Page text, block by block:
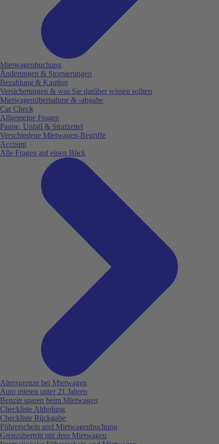
Mietwagenbuchung
Änderungen & Stornierungen
Bezahlung & Kaution
Versicherungen & was Sie darüber wissen sollten
Mietwagenübernahme & -abgabe
Car Check
Allgemeine Fragen
Panne, Unfall & Strafzettel
Verschiedene Mietwagen-Begriffe
Account
Alle Fragen auf einen Blick
Altersgrenze bei Mietwagen
Auto mieten unter 21 Jahren
Benzin sparen beim Mietwagen
Checkliste Abholung
Checkliste Rückgabe
Führerschein und Mietwagenbuchung
Grenzübertritt mit dem Mietwagen